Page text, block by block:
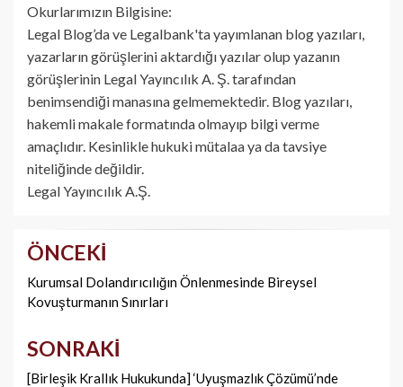
Okurlarımızın Bilgisine:
Legal Blog’da ve Legalbank'ta yayımlanan blog yazıları,
yazarların görüşlerini aktardığı yazılar olup yazanın
görüşlerinin Legal Yayıncılık A. Ş. tarafından
benimsendiği manasına gelmemektedir. Blog yazıları,
hakemli makale formatında olmayıp bilgi verme
amaçlıdır. Kesinlikle hukuki mütalaa ya da tavsiye
niteliğinde değildir.
Legal Yayıncılık A.Ş.
Yazı
dolaşımı
ÖNCEKI
Kurumsal Dolandırıcılığın Önlenmesinde Bireysel
Kovuşturmanın Sınırları
SONRAKI
[Birleşik Krallık Hukukunda] ‘Uyuşmazlık Çözümü’nde